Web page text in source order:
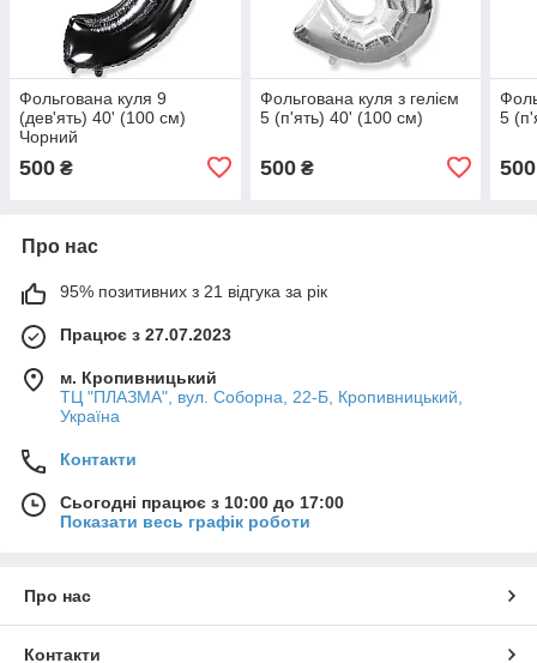
Фольгована куля 9
(дев'ять) 40' (100 см)
Чорний
500 ₴
Фольгована куля з гелієм
5 (п'ять) 40' (100 см)
500₴
5
500
Про нас
95% позитивних з 21 відгука за рік
Працює з 27.07.2023
м. Кропивницький
ТЦ "ПЛАЗМА", вул. Соборна, 22-Б, Кропивницький,
Україна
Контакти
Сьогодні працює з 10:00 до 17:00
Показати весь графік роботи
Про нас
Контакти